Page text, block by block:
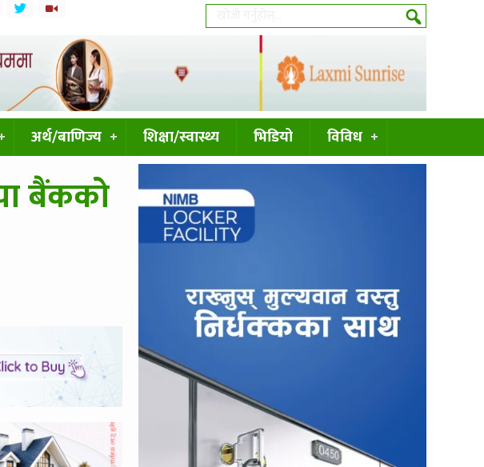
अर्थ/बाणिज्य शिक्षा/स्वास्थ्य भिडियो विविध
बैंकको